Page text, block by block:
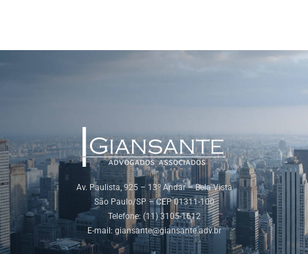
Av. Paulista, 925 – 13º Andar – Bela Vista
São Paulo/SP – CEP 01311-100
Telefone: (11) 3105-1612
E-mail: giansante@giansante.adv.br